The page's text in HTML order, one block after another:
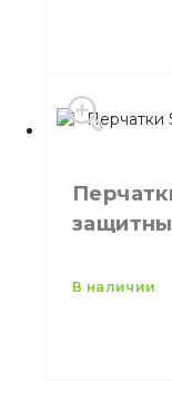
в наличии